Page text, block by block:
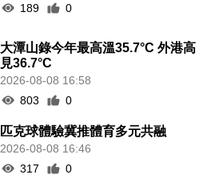
189
0
大潭山錄今年最高溫35.7°C 外港高
見36.7°C
2026-08-08 16:58
803
0
匹克球體驗冀推體育多元共融
2026-08-08 16:46
317
0